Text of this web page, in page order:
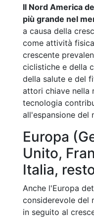
Il Nord America
più grande nel
a causa della
come attività
crescente
ciclistiche e della
della salute e del
attori chiave nella
tecnologia
all'espansione del
Europa
Unito,
Italia,
Anche l'Europa
considerevole del
in seguito al